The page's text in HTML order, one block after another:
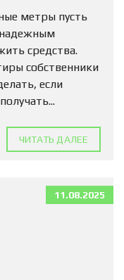
метры пусть
средства.
собственники
если
ЧИТАТЬ ДАЛЕЕ
11.08.2025